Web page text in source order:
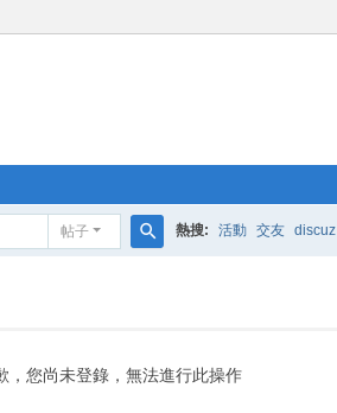
帖子 熱搜: 活動 交友 discuz
，您尚未登錄，無法進行此操作